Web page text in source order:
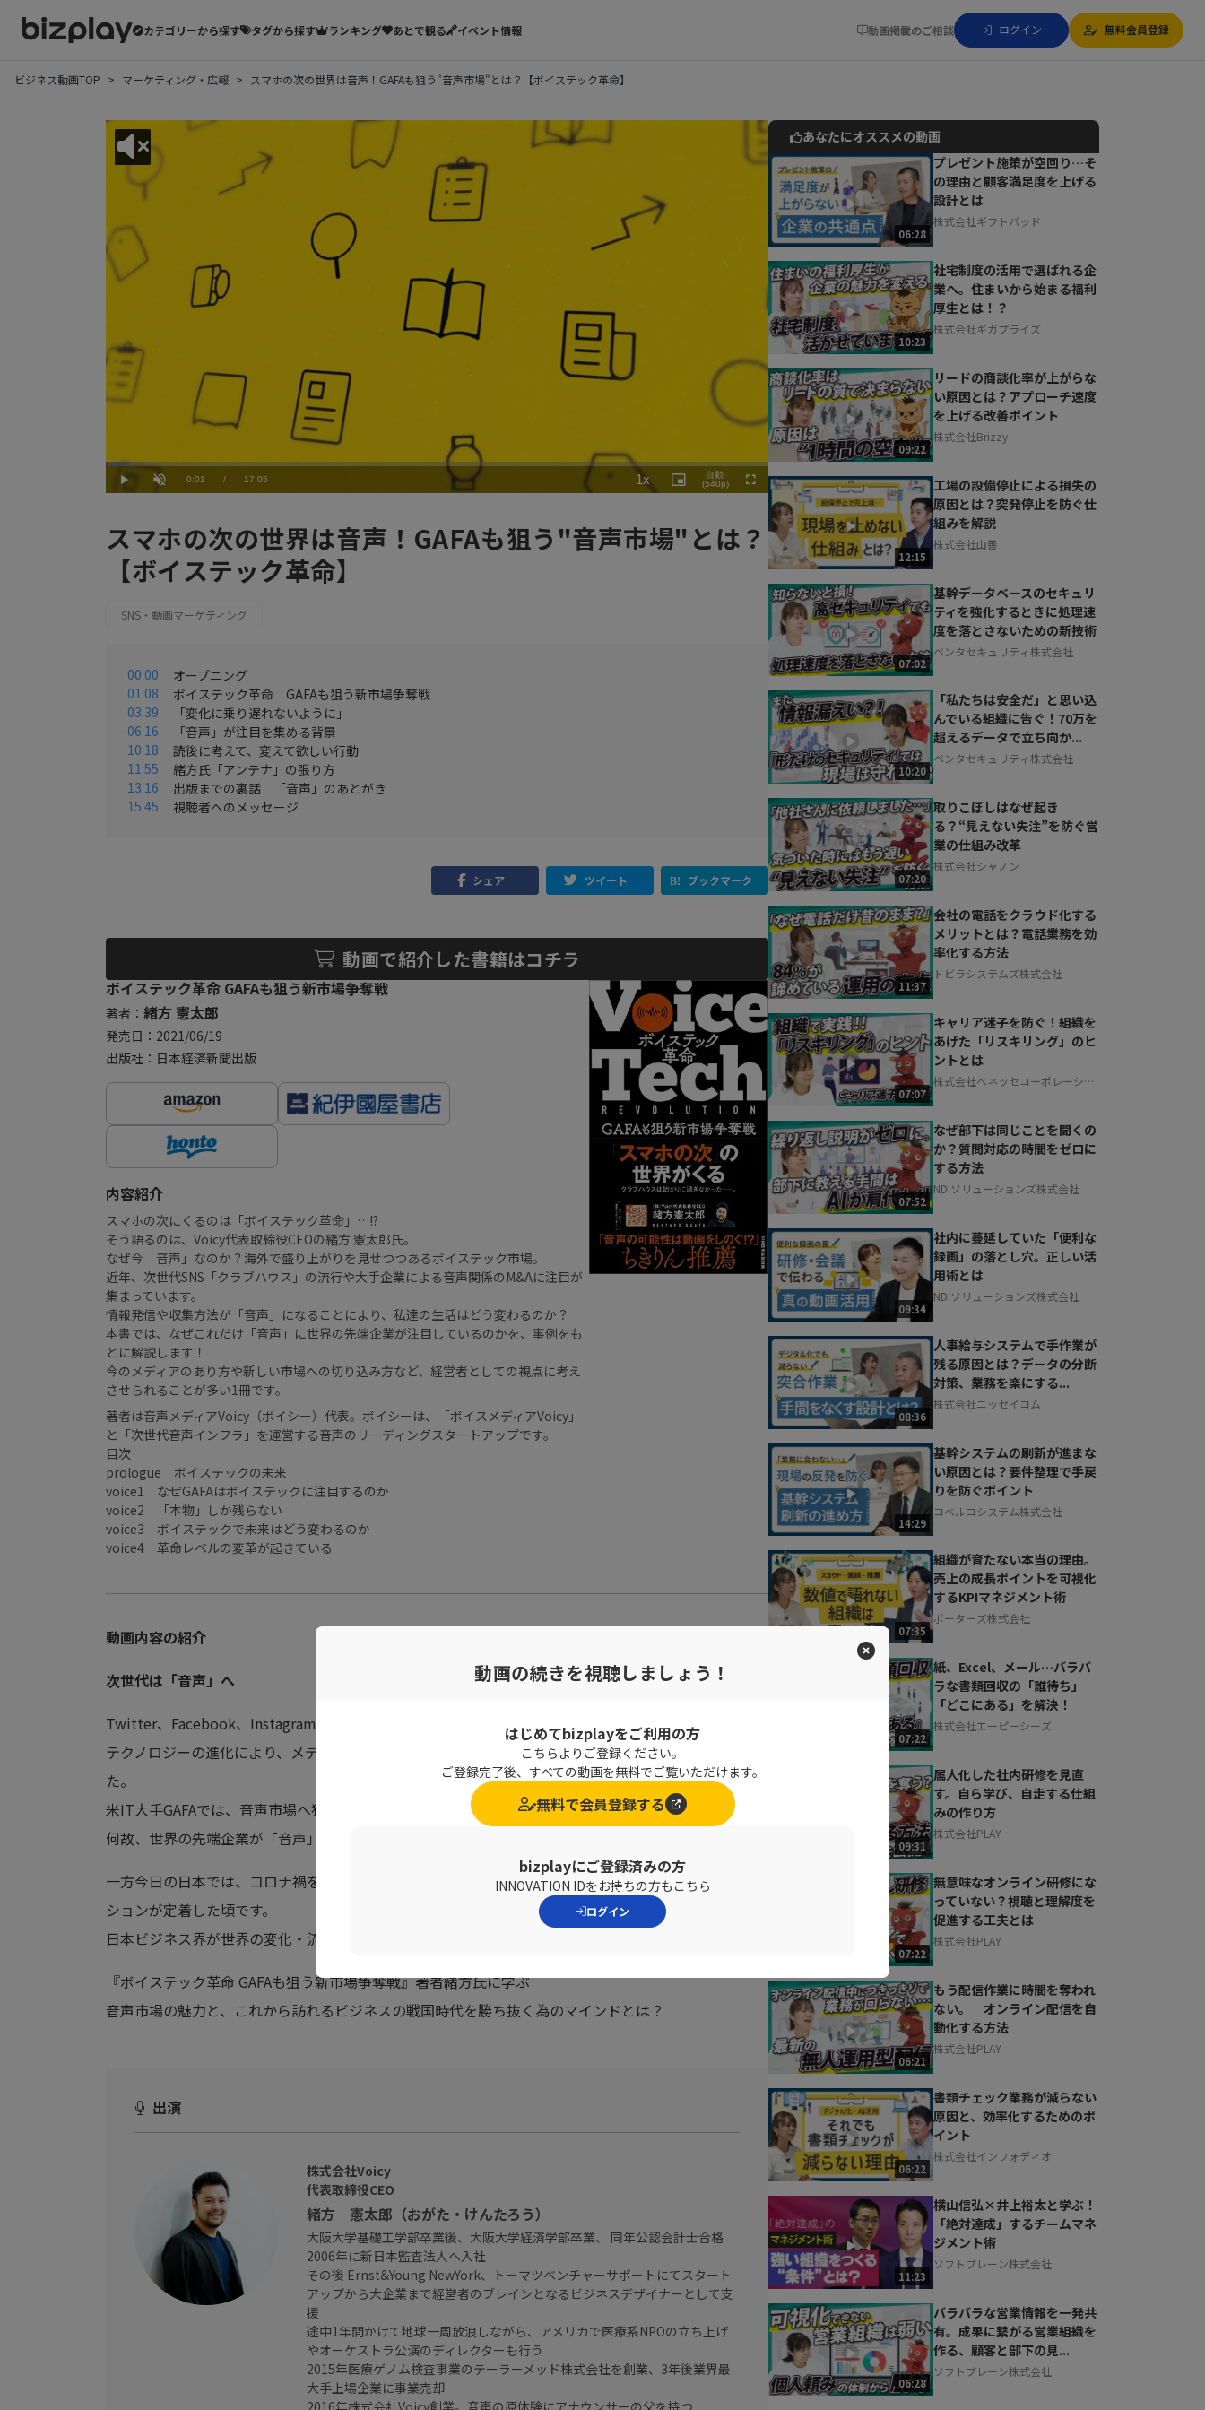
カテゴリーから探す タグから探す ランキング あとで観る イベント情報 動画掲載のご相談 ログイン 無料会員登録
ビジネス動画TOP マーケティング・広報 スマホの次の世界は音声！GAFAも狙う"音声市場"とは？【ボイステック革命】
Play UnmuteCurrent
0:01 / Duration
17:05
Loaded:
3.52%
1x
Rate
Picture-
in-
自動
(540p)
Fullscreen
スマホの次の世界は音声！GAFAも狙う"音声市場"とは？
【ボイステック革命】
SNS・動画マーケティング
00:00
オープニング
01:08
ボイステック革命 GAFAも狙う新市場争奪戦
03:39
「変化に乗り遅れないように」
06:16
「音声」が注目を集める背景
10:18
読後に考えて、変えて欲しい行動
11:55
緒方氏「アンテナ」の張り方
13:16
出版までの裏話 「音声」のあとがき
15:45
視聴者へのメッセージ
シェア ツイート ブックマーク
動画で紹介した書籍はコチラ
ボイステック革命 GAFAも狙う新市場争奪戦
著者： 緒方 憲太郎
発売日：2021/06/19
出版社：日本経済新聞出版
内容紹介
スマホの次にくるのは「ボイステック革命」…!?
そう語るのは、Voicy代表取締役CEOの緒方 憲太郎氏。
なぜ今「音声」なのか？海外で盛り上がりを見せつつあるボイステック市場。
近年、次世代SNS「クラブハウス」の流行や大手企業による音声関係のM&Aに注目が
集まっています。
情報発信や収集方法が「音声」になることにより、私達の生活はどう変わるのか？
本書では、なぜこれだけ「音声」に世界の先端企業が注目しているのかを、事例をも
とに解説します！
今のメディアのあり方や新しい市場への切り込み方など、経営者としての視点に考え
させられることが多い1冊です。
著者は音声メディアVoicy（ボイシー）代表。ボイシーは、「ボイスメディアVoicy」
と「次世代音声インフラ」を運営する音声のリーディングスタートアップです。
目次
prologue ボイステックの未来
voice1 なぜGAFAはボイステックに注目するのか
voice2 「本物」しか残らない
voice3 ボイステックで未来はどう変わるのか
voice4 革命レベルの変革が起きている
動画内容の紹介
次世代は「音声」へ
Twitter、Facebook、Instagram、YouTube、TikTokーー。
テクノロジーの進化により、メディアだけではなく個人による情報発信が当たり前の世界になりまし
た。
米IT大手GAFAでは、音声市場へ狙いを定め投資を始めています。
何故、世界の先端企業が「音声」に注目しているのでしょうか？
一方今日の日本では、コロナ禍を経てリモートワークが普及したことにより、音声によるコミュニケー
ションが定着した頃です。
日本ビジネス界が世界の変化・流行に乗り遅れない為には、どのように行動すれば良いのでしょうか？
『ボイステック革命 GAFAも狙う新市場争奪戦』著者緒方氏に学ぶ
音声市場の魅力と、これから訪れるビジネスの戦国時代を勝ち抜く為のマインドとは？
出演
株式会社Voicy
代表取締役CEO
緒方 憲太郎（おがた・けんたろう）
大阪大学基礎工学部卒業後、大阪大学経済学部卒業、 同年公認会計士合格
2006年に新日本監査法人へ入社
その後 Ernst&Young NewYork、トーマツベンチャーサポートにてスタート
アップから大企業まで経営者のブレインとなるビジネスデザイナーとして支
援
途中1年間かけて地球一周放浪しながら、アメリカで医療系NPOの立ち上げ
やオーケストラ公演のディレクターも行う
2015年医療ゲノム検査事業のテーラーメッド株式会社を創業、3年後業界最
大手上場企業に事業売却
動画でご紹介しているサービスについて
お気軽にご相談・ご質問いただけます！
30秒でお申し込み可能
相談を希望する 無料
あなたにオススメの動画
06:28
プレゼント施策が空回り…そ
の理由と顧客満足度を上げる
設計とは
株式会社ギフトパッド
10:23
社宅制度の活用で選ばれる企
業へ。住まいから始まる福利
厚生とは！？
株式会社ギガプライズ
09:22
リードの商談化率が上がらな
い原因とは？アプローチ速度
を上げる改善ポイント
株式会社Brizzy
12:15
工場の設備停止による損失の
原因とは？突発停止を防ぐ仕
組みを解説
株式会社山善
07:02
基幹データベースのセキュリ
ティを強化するときに処理速
度を落とさないための新技術
ペンタセキュリティ株式会社
10:20
「私たちは安全だ」と思い込
んでいる組織に告ぐ！70万を
超えるデータで立ち向か...
ペンタセキュリティ株式会社
07:20
取りこぼしはなぜ起き
る？“見えない失注”を防ぐ営
業の仕組み改革
株式会社シャノン
11:37
会社の電話をクラウド化する
メリットとは？電話業務を効
率化する方法
トビラシステムズ株式会社
07:07
キャリア迷子を防ぐ！組織を
あげた「リスキリング」のヒ
ントとは
株式会社ベネッセコーポレーショ
07:52
なぜ部下は同じことを聞くの
か？質問対応の時間をゼロに
する方法
NDIソリューションズ株式会社
09:34
社内に蔓延していた「便利な
録画」の落とし穴。正しい活
用術とは
NDIソリューションズ株式会社
08:36
人事給与システムで手作業が
残る原因とは？データの分断
対策、業務を楽にする...
株式会社ニッセイコム
14:29
基幹システムの刷新が進まな
い原因とは？要件整理で手戻
りを防ぐポイント
コベルコシステム株式会社
07:35
組織が育たない本当の理由。
売上の成長ポイントを可視化
するKPIマネジメント術
ポーターズ株式会社
07:22
紙、Excel、メール…バラバ
ラな書類回収の「誰待ち」
「どこにある」を解決！
株式会社エーピーシーズ
09:31
属人化した社内研修を見直
す。自ら学び、自走する仕組
みの作り方
株式会社PLAY
07:22
無意味なオンライン研修にな
っていない？視聴と理解度を
促進する工夫とは
株式会社PLAY
06:21
もう配信作業に時間を奪われ
ない。 オンライン配信を自
動化する方法
株式会社PLAY
06:22
書類チェック業務が減らない
原因と、効率化するためのポ
イント
株式会社インフォディオ
11:23
横山信弘×井上裕太と学ぶ！
「絶対達成」するチームマネ
ジメント術
ソフトブレーン株式会社
06:28
バラバラな営業情報を一発共
有。成果に繋がる営業組織を
作る、顧客と部下の見...
ソフトブレーン株式会社
動画の続きを視聴しましょう！
はじめてbizplayをご利用の方
こちらよりご登録ください。
ご登録完了後、すべての動画を無料でご覧いただけます。
無料で会員登録する
bizplayにご登録済みの方
INNOVATION IDをお持ちの方もこちら
ログイン